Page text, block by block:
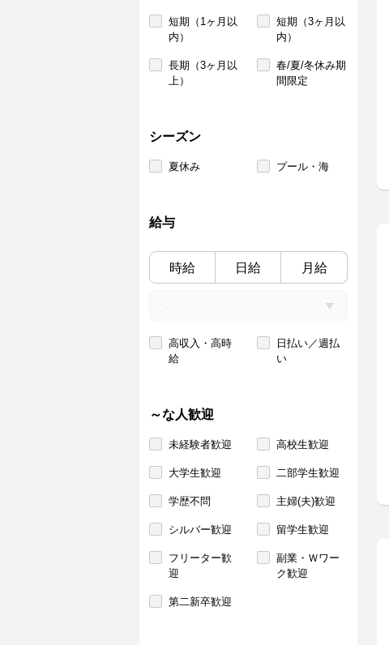
短期（1ヶ月以
内）
短期（3ヶ月以
内）
長期（3ヶ月以
上）
春/夏/冬休み期
間限定
シーズン
夏休み プール・海
給与
時給 日給 月給
高収入・高時
給
日払い／週払
い
～な人歓迎
未経験者歓迎 高校生歓迎
大学生歓迎 二部学生歓迎
学歴不問 主婦(夫)歓迎
シルバー歓迎 留学生歓迎
フリーター歓
迎
副業・Ｗワー
ク歓迎
第二新卒歓迎